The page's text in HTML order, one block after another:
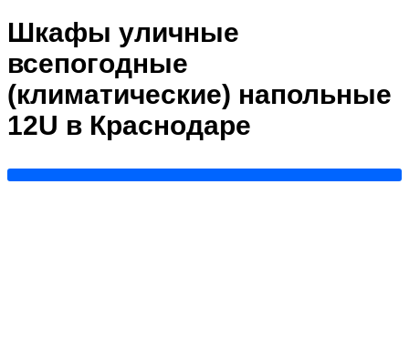
Шкафы уличные
всепогодные
(климатические) напольные
12U в Краснодаре